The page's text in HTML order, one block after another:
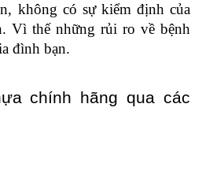
không có sự kiểm định của
Vì thế những rủi ro về bệnh
đình bạn.
chính hãng qua các